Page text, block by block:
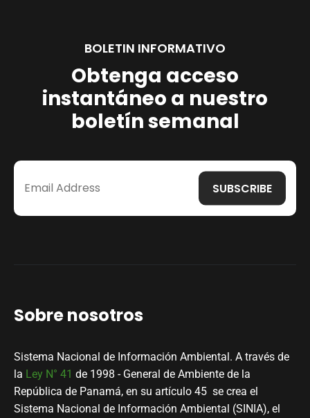
BOLETIN INFORMATIVO
Obtenga acceso
instantáneo a nuestro
boletín semanal
Sobre nosotros
Sistema Nacional de Información Ambiental. A través de
la Ley N° 41 de 1998 - General de Ambiente de la
República de Panamá, en su artículo 45 se crea el
Sistema Nacional de Información Ambiental (SINIA), el